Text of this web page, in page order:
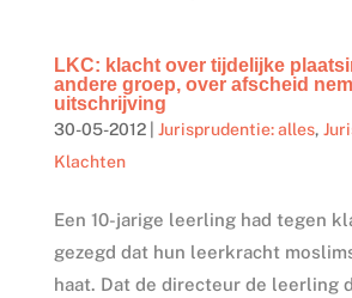
LKC: klacht over tijdelijke
andere groep, over afscheid
uitschrijving
30-05-2012| Jurisprudentie: alles,
Klachten
Een 10-jarige leerling had tegen
gezegd dat hun leerkracht
haat. Dat de directeur de leerling